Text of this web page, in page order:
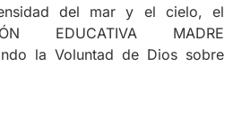
del mar y el cielo, el
EDUCATIVA MADRE
la Voluntad de Dios sobre